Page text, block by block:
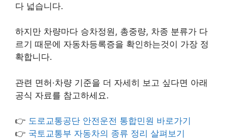
다 넓습니다.
하지만 차량마다 승차정원, 총중량, 차종 분류가 다
르기 때문에 자동차등록증을 확인하는것이 가장 정
확합니다.
관련 면허·차량 기준을 더 자세히 보고 싶다면 아래
공식 자료를 참고하세요.
👉 도로교통공단 안전운전 통합민원 바로가기
👉 국토교통부 자동차의 종류 정리 살펴보기